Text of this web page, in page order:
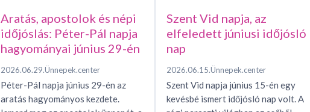
Aratás, apostolok és népi
időjóslás: Péter-Pál napja
hagyományai június 29-én
2026.06.29.Ünnepek.center
Péter-Pál napja június 29-én az
aratás hagyományos kezdete.
Szent Vid napja, az
elfeledett júniusi időjósló
nap
2026.06.15.Ünnepek.center
Szent Vid napja június 15-én egy
kevésbé ismert időjósló nap volt. A